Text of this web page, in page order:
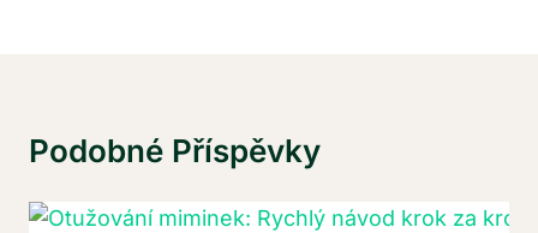
Podobné Příspěvky